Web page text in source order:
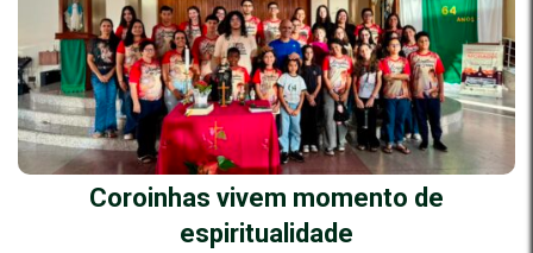
Coroinhas vivem momento de
espiritualidade